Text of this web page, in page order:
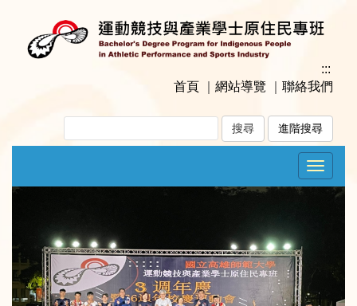
:::
首頁
網站導覽 聯絡我們
進階搜尋
Toggle
Next